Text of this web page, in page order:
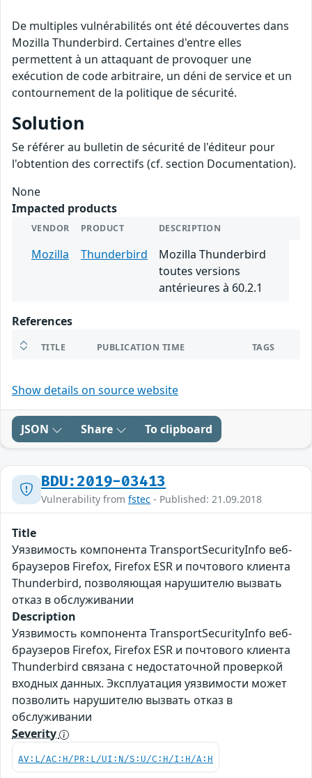
De multiples vulnérabilités ont été découvertes dans
Mozilla Thunderbird. Certaines d'entre elles
permettent à un attaquant de provoquer une
exécution de code arbitraire, un déni de service et un
contournement de la politique de sécurité.
Solution
Se référer au bulletin de sécurité de l'éditeur pour
l'obtention des correctifs (cf. section Documentation).
None
Impacted products
VENDOR PRODUCT DESCRIPTION
Mozilla Thunderbird
Mozilla Thunderbird
toutes versions
antérieures à 60.2.1
References
TITLE PUBLICATION TIME TAGS
Show details on source website
JSON Share To clipboard
BDU:2019-03413
Vulnerability from fstec - Published: 21.09.2018
Title
Уязвимость компонента TransportSecurityInfo веб-
браузеров Firefox, Firefox ESR и почтового клиента
Thunderbird, позволяющая нарушителю вызвать
отказ в обслуживании
Description
Уязвимость компонента TransportSecurityInfo веб-
браузеров Firefox, Firefox ESR и почтового клиента
Thunderbird связана с недостаточной проверкой
входных данных. Эксплуатация уязвимости может
позволить нарушителю вызвать отказ в
обслуживании
Severity
AV:L/AC:H/PR:L/UI:N/S:U/C:H/I:H/A:H